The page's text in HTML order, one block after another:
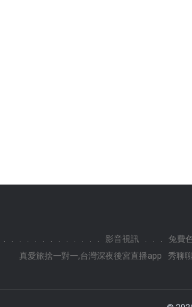
影音視訊 兔費
真愛旅捨一對一,台灣深夜後宮直播app
秀聊